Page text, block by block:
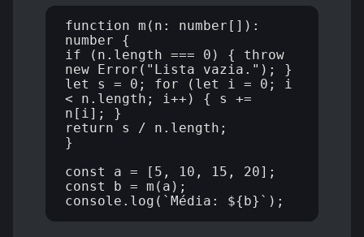
function m(n: number[]):
number {
if (n.length === 0) { throw
new Error("Lista vazia."); }
let s = 0; for (let i = 0; i
< n.length; i++) { s +=
n[i]; }
return s / n.length;
}
const a = [5, 10, 15, 20];
const b = m(a);